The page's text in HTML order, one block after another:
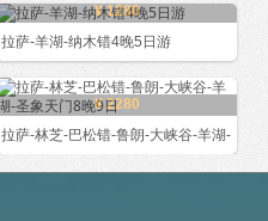
¥ 1280
拉萨-羊湖-纳木错4晚5日游
¥ 2280
拉萨-林芝-巴松错-鲁朗-大峡谷-羊湖-